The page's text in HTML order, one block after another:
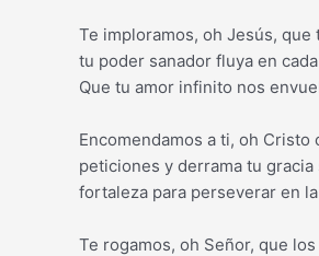
Te imploramos, oh Jesús,
tu poder sanador fluya en
Que tu amor infinito nos
Encomendamos a ti, oh
peticiones y derrama tu
fortaleza para perseverar en
Te rogamos, oh Señor, que